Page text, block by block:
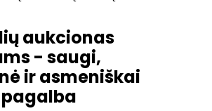
aukcionas
- saugi,
ir asmeniškai